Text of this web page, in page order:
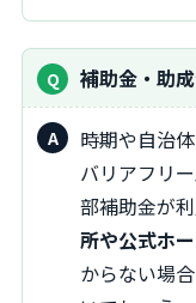
補助金・助
時期や自治体の制度によりますが、高齢者向け
バリアフリ
部補助金が
所や公式ホ
からない場